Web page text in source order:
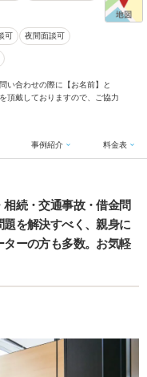
可 夜間面談可
い合わせの際に【お名前】と
頂戴しておりますので、ご協力
事例紹介 料金表
相続・交通事故・借金問
を解決すべく、親身に
ーの方も多数。お気軽